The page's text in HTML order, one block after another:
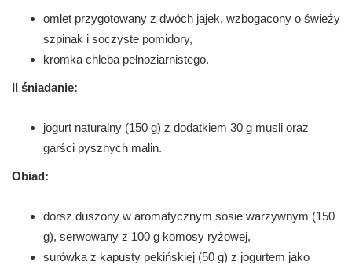
omlet przygotowany z dwóch jajek, wzbogacony o świeży
szpinak i soczyste pomidory,
kromka chleba pełnoziarnistego.
II śniadanie:
jogurt naturalny (150 g) z dodatkiem 30 g musli oraz
garści pysznych malin.
Obiad:
dorsz duszony w aromatycznym sosie warzywnym (150
g), serwowany z 100 g komosy ryżowej,
surówka z kapusty pekińskiej (50 g) z jogurtem jako